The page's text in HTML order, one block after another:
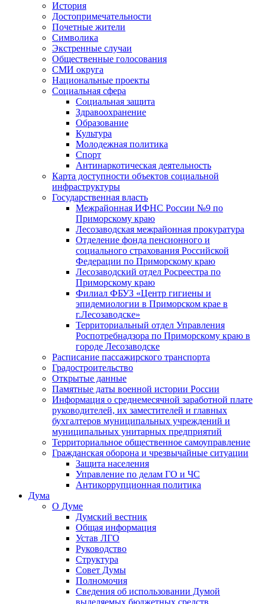
История
Достопримечательности
Почетные жители
Символика
Экстренные случаи
Общественные голосования
СМИ округа
Национальные проекты
Социальная сфера
Социальная защита
Здравоохранение
Образование
Культура
Молодежная политика
Спорт
Антинаркотическая деятельность
Карта доступности объектов социальной
инфраструктуры
Государственная власть
Межрайонная ИФНС России №9 по
Приморскому краю
Лесозаводская межрайонная прокуратура
Отделение фонда пенсионного и
социального страхования Российской
Федерации по Приморскому краю
Лесозаводский отдел Росреестра по
Приморскому краю
Филиал ФБУЗ «Центр гигиены и
эпидемиологии в Приморском крае в
г.Лесозаводске»
Территориальный отдел Управления
Роспотребнадзора по Приморскому краю в
городе Лесозаводске
Расписание пассажирского транспорта
Градостроительство
Открытые данные
Памятные даты военной истории России
Информация о среднемесячной заработной плате
руководителей, их заместителей и главных
бухгалтеров муниципальных учреждений и
муниципальных унитарных предприятий
Территориальное общественное самоуправление
Гражданская оборона и чрезвычайные ситуации
Защита населения
Управление по делам ГО и ЧС
Антикоррупционная политика
Дума
О Думе
Думский вестник
Общая информация
Устав ЛГО
Руководство
Структура
Совет Думы
Полномочия
Сведения об использовании Думой